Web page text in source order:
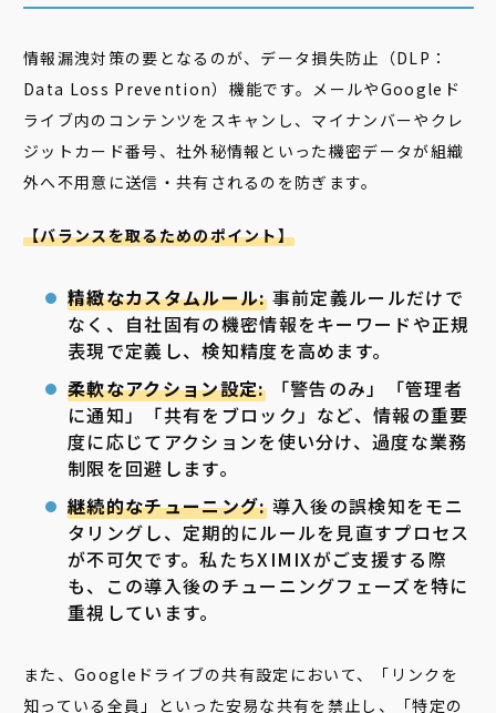
情報漏洩対策の要となるのが、データ損失防止（DLP：
Data Loss Prevention）機能です。メールやGoogleド
ライブ内のコンテンツをスキャンし、マイナンバーやクレ
ジットカード番号、社外秘情報といった機密データが組織
外へ不用意に送信・共有されるのを防ぎます。
【バランスを取るためのポイント】
精緻なカスタムルール:事前定義ルールだけで
なく、自社固有の機密情報をキーワードや正規
表現で定義し、検知精度を高めます。
柔軟なアクション設定:「警告のみ」「管理者
に通知」「共有をブロック」など、情報の重要
度に応じてアクションを使い分け、過度な業務
制限を回避します。
継続的なチューニング:導入後の誤検知をモニ
タリングし、定期的にルールを見直すプロセス
が不可欠です。私たちXIMIXがご支援する際
も、この導入後のチューニングフェーズを特に
重視しています。
また、Googleドライブの共有設定において、「リンクを
知っている全員」といった安易な共有を禁止し、「特定の